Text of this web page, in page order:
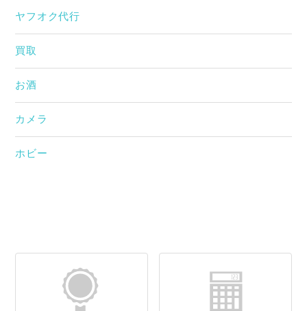
ヤフオク代行
買取
お酒
カメラ
ホビー